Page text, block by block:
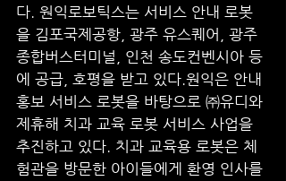
다. 원익로보틱스는 서비스 안내 로봇
을 김포국제공항, 광주 유스퀘어, 광주
종합버스터미널, 인천 송도컨벤시아 등
에 공급, 호평을 받고 있다.원익은 안내
홍보 서비스 로봇을 바탕으로 ㈜유디와
제휴해 치과 교육 로봇 서비스 사업을
추진하고 있다. 치과 교육용 로봇은 체
험관을 방문한 아이들에게 환영 인사를